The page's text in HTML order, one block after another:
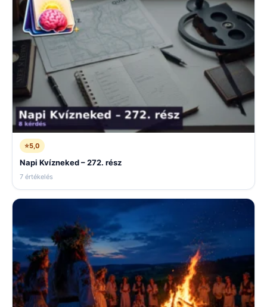
⭐5,0
Napi Kvízneked – 272. rész
7 értékelés